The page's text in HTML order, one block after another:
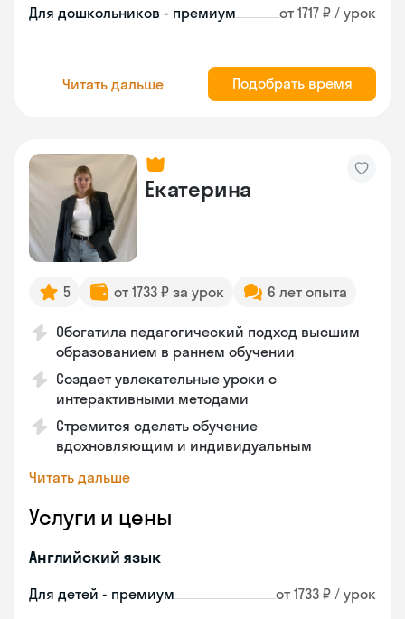
Для дошкольников - премиум от 1717 ₽ / урок
Читать дальше Подобрать время
Екатерина
5 от 1733 ₽ за урок 6 лет опыта
Обогатила педагогический подход высшим
образованием в раннем обучении
Создает увлекательные уроки с
интерактивными методами
Стремится сделать обучение
вдохновляющим и индивидуальным
Читать дальше
Услуги и цены
Английский язык
Для детей - премиум от 1733 ₽ / урок